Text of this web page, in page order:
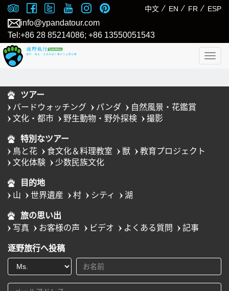
中文 ⁄ EN ⁄ FR ⁄ ESP
info@ypandatour.com
Tel:+86 28 85214086; +86 13550051543
ツアー
バードウォッチング
パンダ
自然風景・花鑑賞
文化・都市
野生動物・野外探検 撮影
特別なツアー
鳥と花
食文化＆料理教室 獣
教育プロジェクト
文化体験
少数民族文化
目的地
山
世界遺産 村 シティ 湖
旅の思い出
写真
お客様の声 ビデオ よくある質問 記事
逐野旅行へ投稿